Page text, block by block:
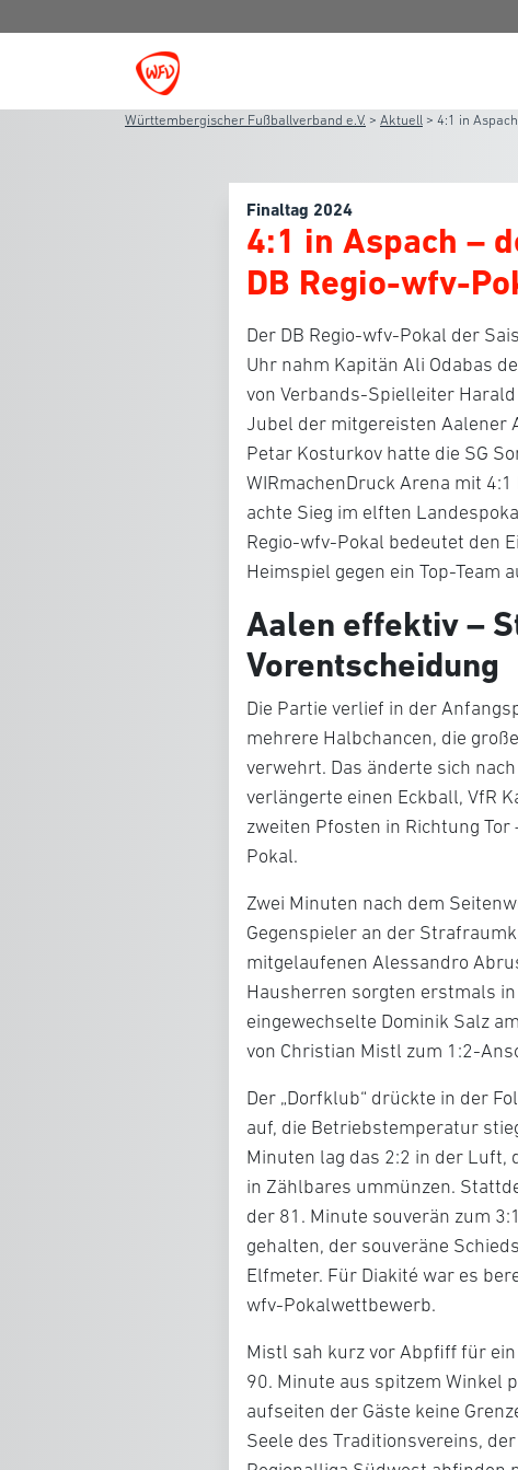
Württembergischer Fußballverband e.V. > Aktuell > 4:1 in
Finaltag 2024
4:1 in Aspach –
DB Regio-wfv-
Der DB Regio-wfv-Pokal der
Uhr nahm Kapitän Ali Odabas
von Verbands-Spielleiter
Jubel der mitgereisten Aalener
Petar Kosturkov hatte die SG
WIRmachenDruck Arena mit
achte Sieg im elften
Regio-wfv-Pokal bedeutet den
Heimspiel gegen ein Top-Team
Aalen effektiv –
Vorentscheidung
Die Partie verlief in der
mehrere Halbchancen, die
verwehrt. Das änderte sich
verlängerte einen Eckball, VfR
zweiten Pfosten in Richtung
Pokal.
Zwei Minuten nach dem
Gegenspieler an der
mitgelaufenen Alessandro
Hausherren sorgten erstmals
eingewechselte Dominik Salz
von Christian Mistl zum 1:2-
Der „Dorfklub“ drückte in der
auf, die Betriebstemperatur
Minuten lag das 2:2 in der Luft,
in Zählbares ummünzen.
der 81. Minute souverän zum
gehalten, der souveräne
Elfmeter. Für Diakité war es
wfv-Pokalwettbewerb.
Mistl sah kurz vor Abpfiff für
90. Minute aus spitzem Winkel
aufseiten der Gäste keine
Seele des Traditionsvereins,